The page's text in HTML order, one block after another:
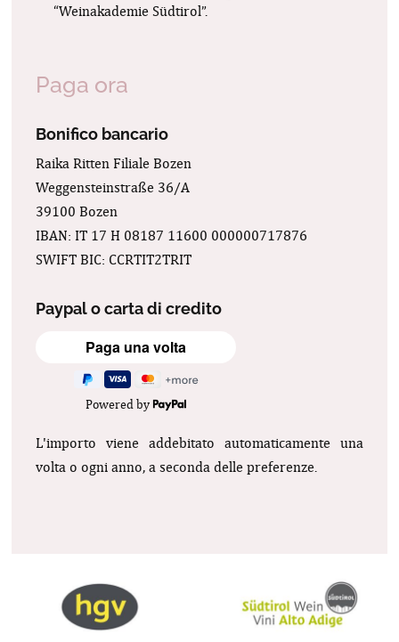
“Weinakademie Südtirol”.
Paga ora
Bonifico bancario
Raika Ritten Filiale Bozen
Weggensteinstraße 36/A
39100 Bozen
IBAN: IT 17 H 08187 11600 000000717876
SWIFT BIC: CCRTIT2TRIT
Paypal o carta di credito
Powered by
L'importo viene addebitato automaticamente una
volta o ogni anno, a seconda delle preferenze.